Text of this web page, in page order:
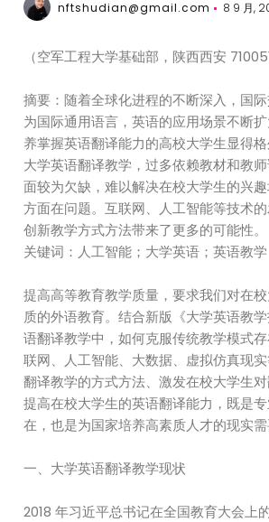
nftshudian@gmail.com 8 9 月,
（空军工程大学基础部，陕西西安
摘要：随着全球化进程的不断深入，国
为国际通用语言，英语的应用场景不断
养掌握英语翻译能力的高校大学生显得
大学英语翻译教学，过多依赖教材和教
面较为欠缺，难以解决在校大学生的兴
方面在问题。互联网、人工智能等技术
创新教学方式方法带来了更多的可能性。
关键词：人工智能；大学英语；英语教学
提高高等教育教学质量，要求我们对在
质的外语教育。结合新版《大学英语教
语翻译教学中，如何克服传统教学模式
联网、人工智能、大数据、虚拟仿真现
翻译教学的方式方法、激发在校大学生对
提高在校大学生的英语翻译能力，既是
在，也是为国家培养高素质人才的现实需
一、大学英语翻译教学现状
2018 年习近平总书记在全国教育大会上